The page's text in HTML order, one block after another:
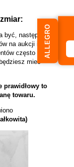
być, następnie
na aukcji i
często różnią
mieć
prawidłowy to
towaru.
ALLEGRO